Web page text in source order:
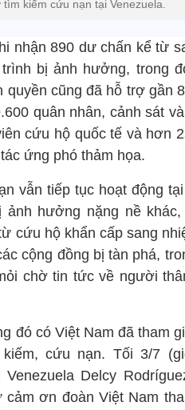
kiếm cứu nạn tại Venezuela.
nhận 890 dư chấn kể từ
bị ảnh hưởng, trong
cũng đã hỗ trợ gần
quân nhân, cảnh sát
cứu hộ quốc tế và hơn
ứng phó thảm họa.
vẫn tiếp tục hoạt động
hưởng nặng nề khác,
cứu hộ khẩn cấp sang
cộng đồng bị tàn phá,
chờ tin tức về người
đó có Việt Nam đã tham
cứu nạn. Tối 3/7
Delcy
ơn đoàn Việt Nam